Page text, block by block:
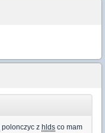
polonczyc z hlds co mam